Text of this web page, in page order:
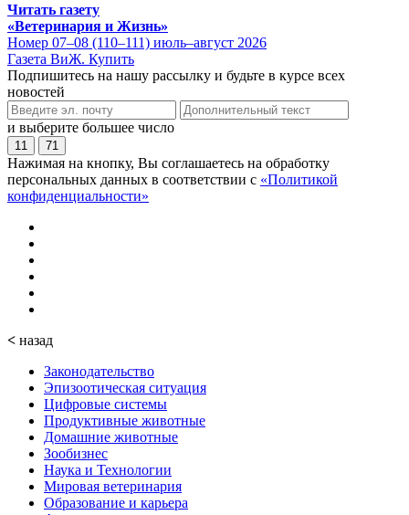
Читать газету
«Ветеринария и Жизнь»
Номер 07–08 (110–111) июль–август 2026
Газета ВиЖ. Купить
Подпишитесь на нашу рассылку и будьте в курсе всех
новостей
и выберите большее число
11 71
Нажимая на кнопку, Вы соглашаетесь на обработку
персональных данных в соответствии с «Политикой
конфиденциальности»
< назад
Законодательство
Эпизоотическая ситуация
Цифровые системы
Продуктивные животные
Домашние животные
Зообизнес
Наука и Технологии
Мировая ветеринария
Образование и карьера